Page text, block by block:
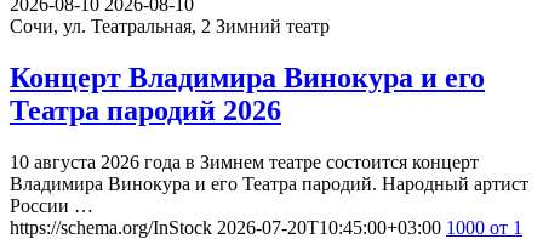
Сочи, ул. Театральная, 2 Зимний театр
Концерт Владимира Винокура и его
Театра пародий 2026
10 августа 2026 года в Зимнем театре состоится концерт
Владимира Винокура и его Театра пародий. Народный артист
России …
https://schema.org/InStock 2026-07-20T10:45:00+03:00 1000 от 1